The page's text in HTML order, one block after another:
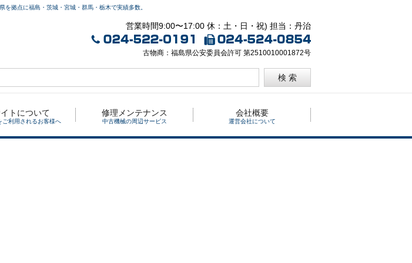
拠点に福島・茨城・宮城・群馬・栃木で実績多数。
営業時間9:00〜17:00 休：土・日・祝) 担当：丹治
古物商：福島県公安委員会許可 第2510010001872号
検 索
トについて
ご利用されるお客様へ
修理メンテナンス
中古機械の周辺サービス
会社概要
運営会社について